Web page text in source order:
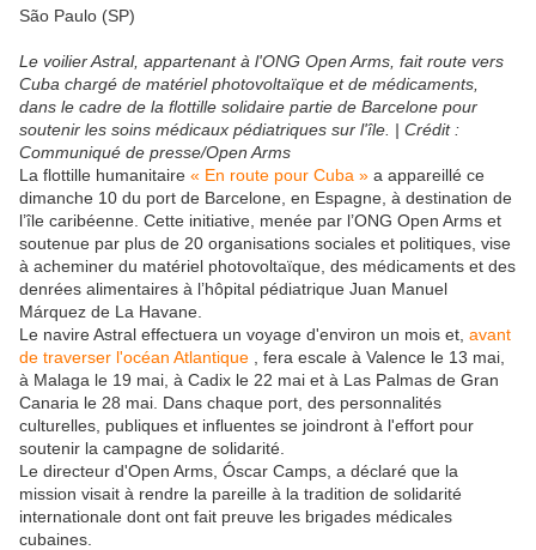
São Paulo (SP)
Le voilier Astral, appartenant à l'ONG Open Arms, fait route vers
Cuba chargé de matériel photovoltaïque et de médicaments,
dans le cadre de la flottille solidaire partie de Barcelone pour
soutenir les soins médicaux pédiatriques sur l'île. | Crédit :
Communiqué de presse/Open Arms
La flottille humanitaire « En route pour Cuba » a appareillé ce
dimanche 10 du port de Barcelone, en Espagne, à destination de
l’île caribéenne. Cette initiative, menée par l’ONG Open Arms et
soutenue par plus de 20 organisations sociales et politiques, vise
à acheminer du matériel photovoltaïque, des médicaments et des
denrées alimentaires à l’hôpital pédiatrique Juan Manuel
Márquez de La Havane.
Le navire Astral effectuera un voyage d'environ un mois et, avant
de traverser l'océan Atlantique , fera escale à Valence le 13 mai,
à Malaga le 19 mai, à Cadix le 22 mai et à Las Palmas de Gran
Canaria le 28 mai. Dans chaque port, des personnalités
culturelles, publiques et influentes se joindront à l'effort pour
soutenir la campagne de solidarité.
Le directeur d'Open Arms, Óscar Camps, a déclaré que la
mission visait à rendre la pareille à la tradition de solidarité
internationale dont ont fait preuve les brigades médicales
cubaines.